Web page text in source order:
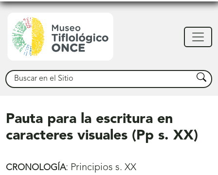
Buscar Buscar
Pauta para la escritura en
caracteres visuales (Pp s. XX)
CRONOLOGÍA: Principios s. XX